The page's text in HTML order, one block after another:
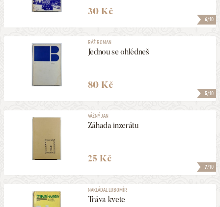
6/10
30 Kč
5/10
RÁŽ ROMAN
Jednou se ohlédneš
80 Kč
7/10
VÁŽNÝ JAN
Záhada inzerátu
25 Kč
NAKLÁDAL LUBOMÍR
Tráva kvete